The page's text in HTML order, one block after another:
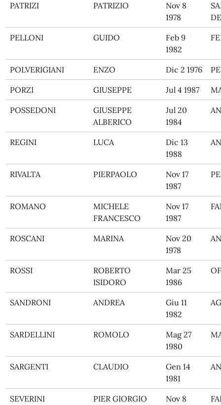
PATRIZI PATRIZIO
Nov 8
1978
PELLONI GUIDO
Feb 9
1982
POLVERIGIANI ENZO Dic 2 1976
PORZI GIUSEPPE Jul 4 1987
POSSEDONI
GIUSEPPE
ALBERICO
Jul 20
1984
REGINI LUCA
Dic 13
1988
RIVALTA PIERPAOLO
Nov 17
1987
ROMANO
MICHELE
FRANCESCO
Nov 17
1987
ROSCANI MARINA
Nov 20
1978
ROSSI
ROBERTO
ISIDORO
Mar 25
1986
SANDRONI ANDREA
Giu 11
1982
SARDELLINI ROMOLO
Mag 27
1980
SARGENTI CLAUDIO
Gen 14
1981
SEVERINI PIER GIORGIO
Nov 8